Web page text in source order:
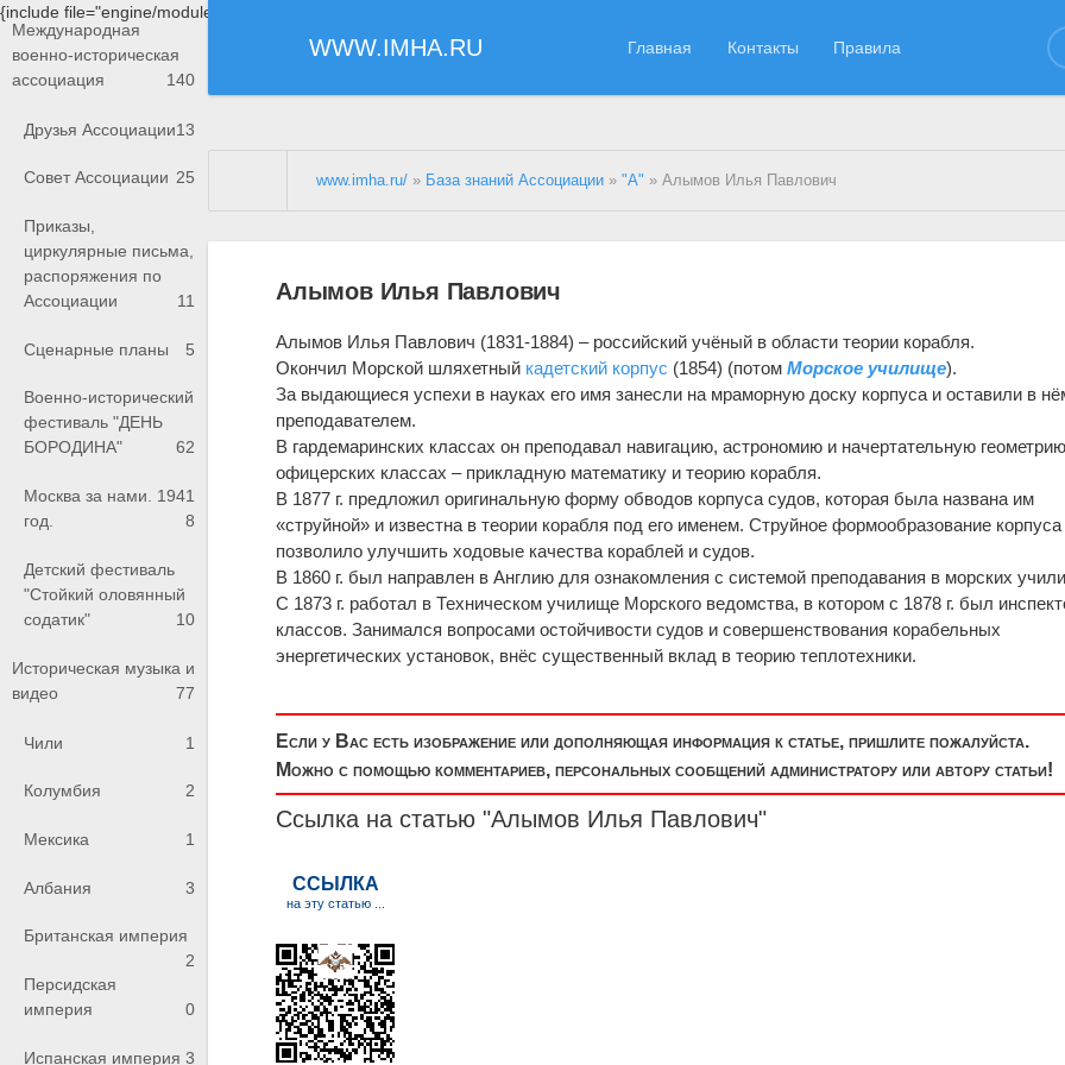
{include file="engine/modules/saperu/head.php"}
WWW.IMHA.RU Главная Контакты Правила
Международная
военно-историческая
ассоциация
140
Друзья Ассоциации13
Совет Ассоциации 25
Приказы,
циркулярные письма,
распоряжения по
Ассоциации
11
Сценарные планы 5
Военно-исторический
фестиваль "ДЕНЬ
БОРОДИНА"
62
Москва за нами. 1941
год.
8
Детский фестиваль
"Стойкий оловянный
содатик"
10
Историческая музыка и
видео
77
Чили 1
Колумбия 2
Мексика 1
Албания 3
Британская империя
2
Персидская
империя
0
Испанская империя 3
www.imha.ru/ » База знаний Ассоциации »"А" » Алымов Илья Павлович
Алымов Илья Павлович
Алымов Илья Павлович (1831-1884) – российский учёный в области теории корабля.
Окончил Морской шляхетный кадетский корпус (1854) (потомМорское училище).
За выдающиеся успехи в науках его имя занесли на мраморную доску корпуса и оставили в
преподавателем.
В гардемаринских классах он преподавал навигацию, астрономию и начертательную
офицерских классах – прикладную математику и теорию корабля.
В 1877 г. предложил оригинальную форму обводов корпуса судов, которая была названа им
«струйной» и известна в теории корабля под его именем. Струйное формообразование корпуса
позволило улучшить ходовые качества кораблей и судов.
В 1860 г. был направлен в Англию для ознакомления с системой преподавания в морских
С 1873 г. работал в Техническом училище Морского ведомства, в котором с 1878 г. был
классов. Занимался вопросами остойчивости судов и совершенствования корабельных
энергетических установок, внёс существенный вклад в теорию теплотехники.
Если у Вас есть изображение или дополняющая информация к статье, пришлите пожалуйста.
Можно с помощью комментариев, персональных сообщений администратору или автору статьи!
Ссылка на статью "Алымов Илья Павлович"